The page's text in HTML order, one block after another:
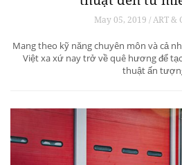
May 05, 2019 / ART &
Mang theo kỹ năng chuyên môn và cả
Việt xa xứ nay trở về quê hương để
thuật ấn